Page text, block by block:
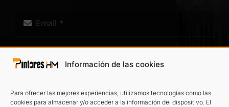
Información de las cookies
Para ofrecer las mejores experiencias, utilizamos tecnologías como las
cookies para almacenar y/o acceder a la información del dispositivo. El